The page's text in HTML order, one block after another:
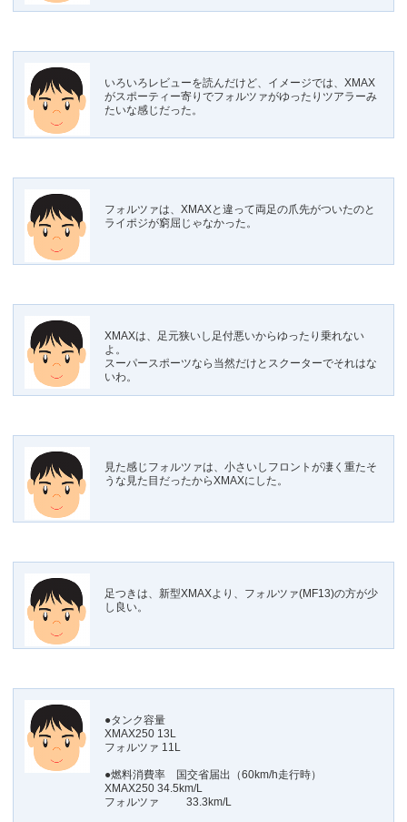
いろいろレビューを読んだけど、イメージでは、XMAX
がスポーティー寄りでフォルツァがゆったりツアラーみ
たいな感じだった。
フォルツァは、XMAXと違って両足の爪先がついたのと
ライポジが窮屈じゃなかった。
XMAXは、足元狭いし足付悪いからゆったり乗れない
よ。
スーパースポーツなら当然だけとスクーターでそれはな
いわ。
見た感じフォルツァは、小さいしフロントが凄く重たそ
うな見た目だったからXMAXにした。
足つきは、新型XMAXより、フォルツァ(MF13)の方が少
し良い。
●タンク容量
XMAX250 13L
フォルツァ 11L
●燃料消費率 国交省届出（60km/h走行時）
XMAX250 34.5km/L
フォルツァ 33.3km/L